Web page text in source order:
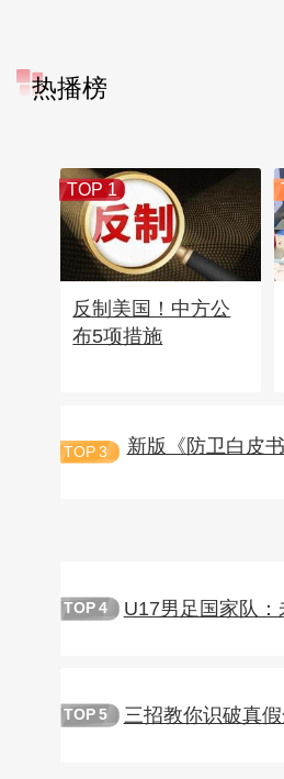
热播榜
TOP 1
反制美国！中方公
布5项措施
TOP 3 新版《防卫白皮
TOP 4 U17男足国家队：
TOP 5 三招教你识破真